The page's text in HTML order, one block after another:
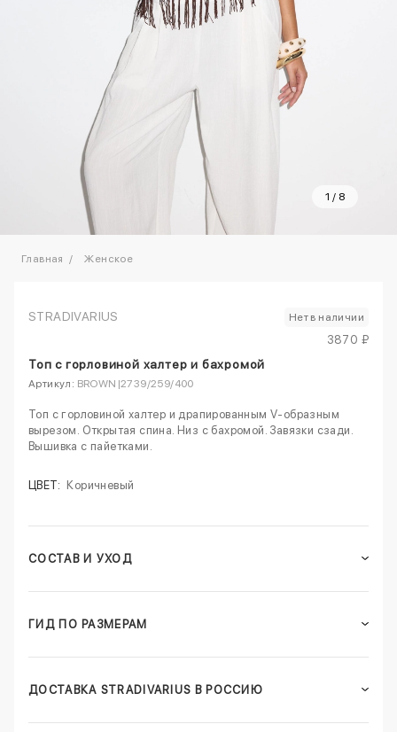
1 / 8
Главная Женское
STRADIVARIUS Нет в наличии
3870 ₽
Топ с горловиной халтер и бахромой
Артикул: BROWN|2739/259/400
Топ с горловиной халтер и драпированным V-образным
вырезом. Открытая спина. Низ с бахромой. Завязки сзади.
Вышивка с пайетками.
ЦВЕТ: Коричневый
СОСТАВ И УХОД
ГИД ПО РАЗМЕРАМ
ДОСТАВКА STRADIVARIUS В РОССИЮ